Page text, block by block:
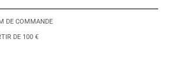
DE COMMANDE
DE 100 €